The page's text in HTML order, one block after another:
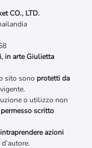
CO., LTD.
in arte Giulietta
sito sono protetti da
o utilizzo non
permesso scritto
intraprendere azioni